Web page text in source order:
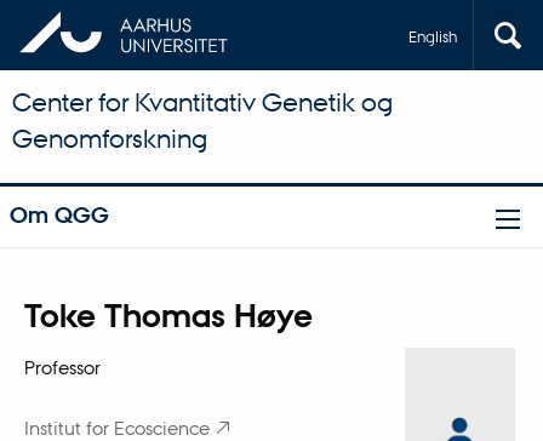
English
Center for Kvantitativ Genetik og
Genomforskning
Om QGG
Toke Thomas Høye
Titel
Professor
Institut for Ecoscience